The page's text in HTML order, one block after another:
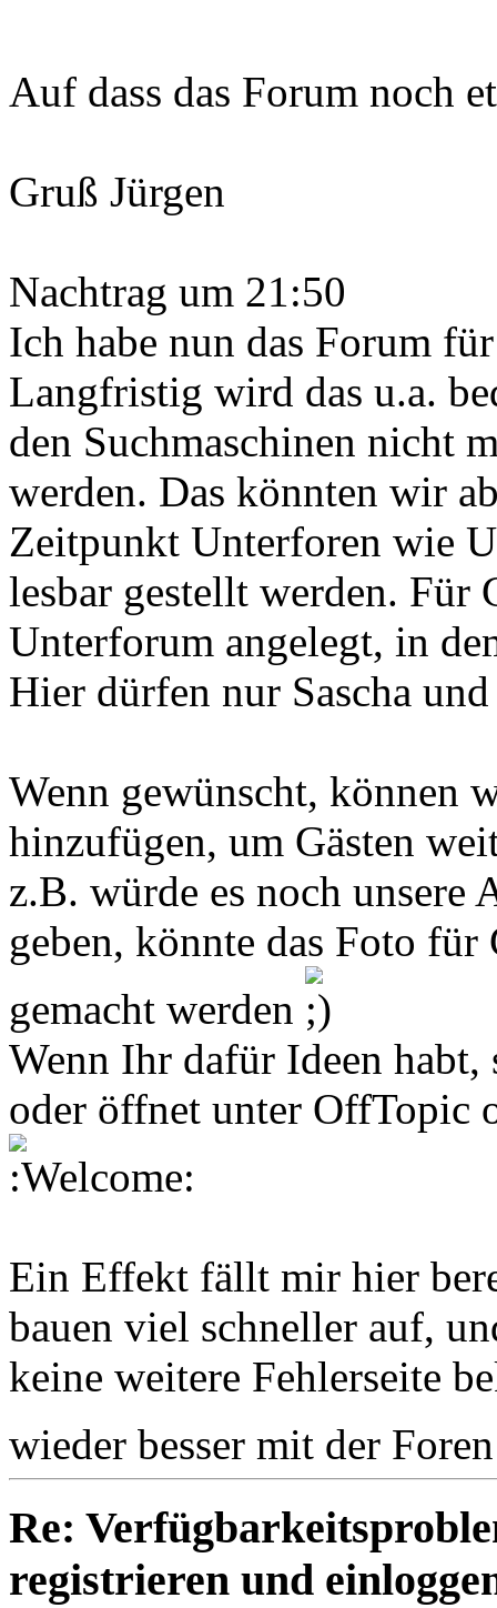
Auf dass das Forum noch
Gruß Jürgen
Nachtrag um 21:50
Ich habe nun das Forum
Langfristig wird das u.a.
den Suchmaschinen nicht
werden. Das könnten wir
Zeitpunkt Unterforen wie
lesbar gestellt werden. Für
Unterforum angelegt, in
Hier dürfen nur Sascha
Wenn gewünscht, können
hinzufügen, um Gästen
z.B. würde es noch
geben, könnte das Foto
gemacht werden
Wenn Ihr dafür Ideen habt,
oder öffnet unter OffTopic
Ein Effekt fällt mir hier
bauen viel schneller auf,
keine weitere Fehlerseite
wieder besser mit der
Re:
registrieren und